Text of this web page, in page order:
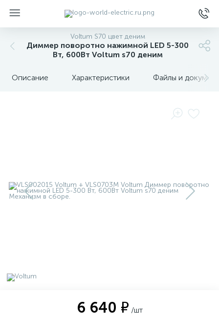
Voltum S70 цвет деним
Диммер поворотно нажимной LED 5-300
Вт, 600Вт Voltum s70 деним
Описание Характеристики Файлы и
6 640 ₽ /шт